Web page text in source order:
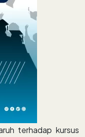
terhadap kursus